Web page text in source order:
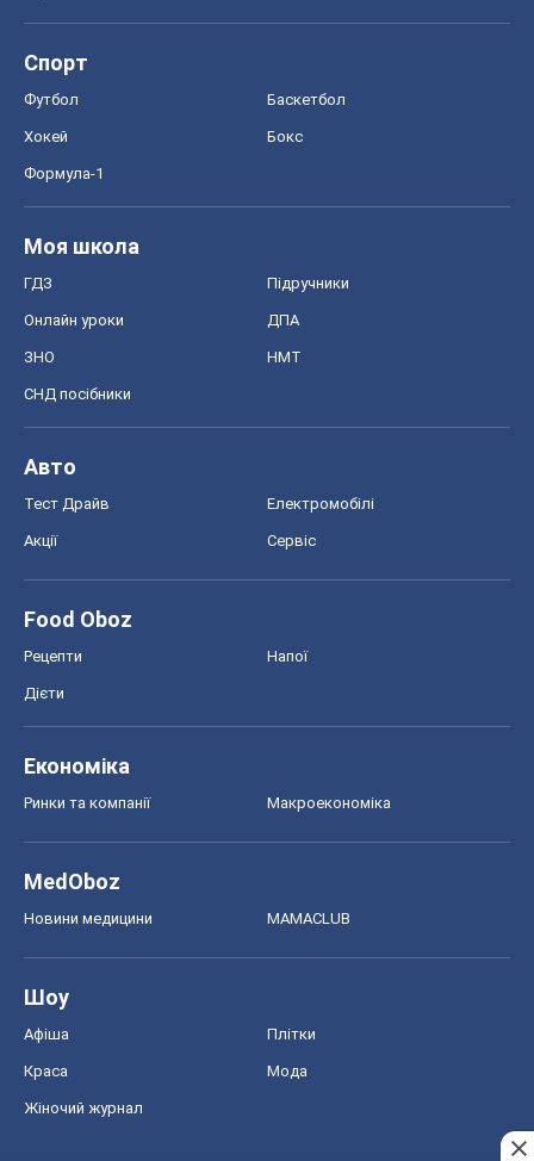
Спорт
Футбол Баскетбол
Хокей Бокс
Формула-1
Моя школа
ГДЗ Підручники
Онлайн уроки ДПА
ЗНО НМТ
СНД посібники
Авто
Тест Драйв Електромобілі
Акції Сервіс
Food Oboz
Рецепти Напої
Дієти
Економіка
Ринки та компанії Макроекономіка
MedOboz
Новини медицини MAMACLUB
Шоу
Афіша Плітки
Краса Мода
Жіночий журнал